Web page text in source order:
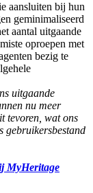
aansluiten bij hun
geminimaliseerd
aantal uitgaande
oproepen met
bezig te
uitgaande
nu meer
tevoren, wat ons
gebruikersbestand
MyHeritage